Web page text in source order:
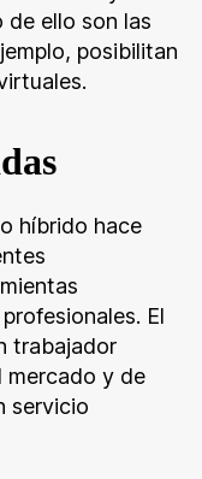
de ello son las
posibilitan
híbrido hace
El
trabajador
mercado y de
servicio